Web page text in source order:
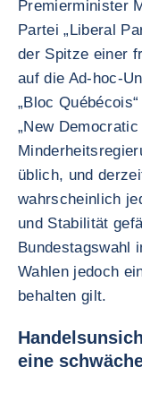
Premierminister
Partei „Liberal
der Spitze einer
auf die Ad-hoc-
„Bloc
„New
üblich, und
wahrscheinlich
und Stabilität
Bundestagswahl
Wahlen jedoch
behalten gilt.
eine